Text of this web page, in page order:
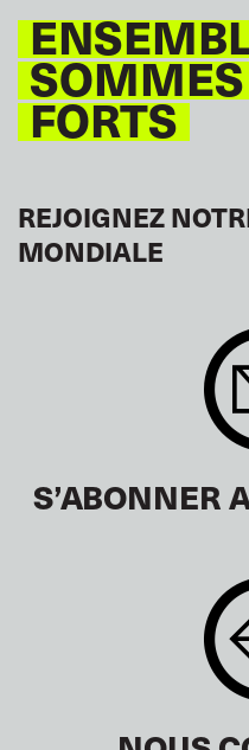
FORTS
REJOIGNEZ
MONDIALE
S’ABONNER